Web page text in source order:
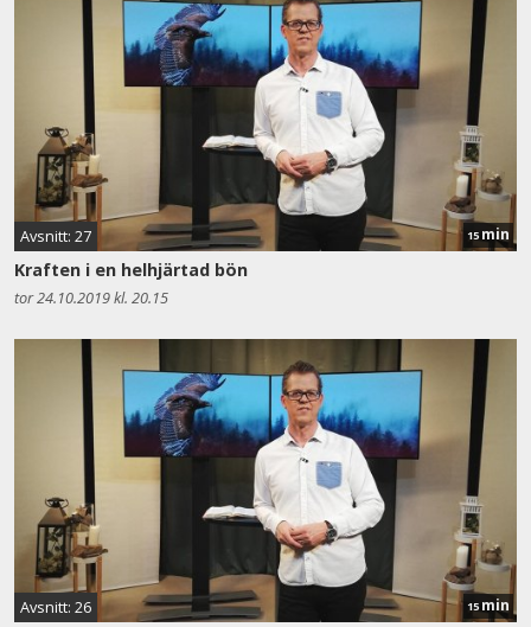
Avsnitt: 27 15 min
Kraften i en helhjärtad bön
tor 24.10.2019 kl. 20.15
Avsnitt: 26 15 min